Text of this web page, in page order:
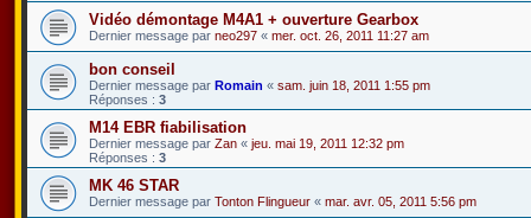
Vidéo démontage M4A1 + ouverture Gearbox
Dernier message par neo297 « mer. oct. 26, 2011 11:27 am
bon conseil
Dernier message par Romain « sam. juin 18, 2011 1:55 pm
Réponses : 3
M14 EBR fiabilisation
Dernier message par Zan « jeu. mai 19, 2011 12:32 pm
Réponses : 3
MK 46 STAR
Dernier message par Tonton Flingueur « mar. avr. 05, 2011 5:56 pm